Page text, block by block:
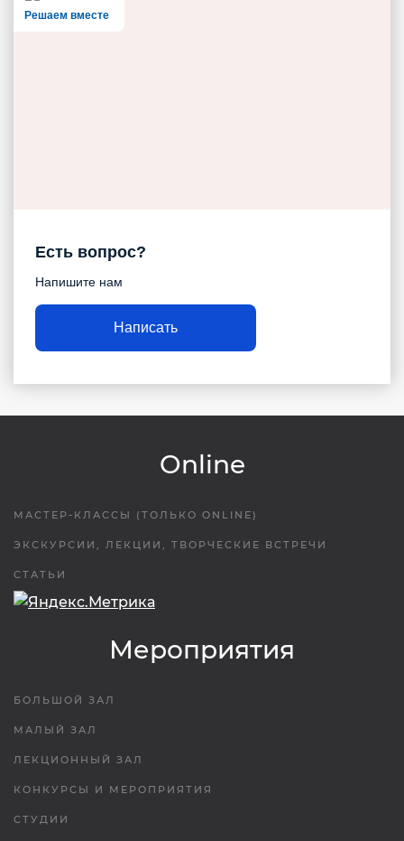
Решаем вместе
Есть вопрос?
Напишите нам
Написать
Online
МАСТЕР-КЛАССЫ (ТОЛЬКО ONLINE)
ЭКСКУРСИИ, ЛЕКЦИИ, ТВОРЧЕСКИЕ ВСТРЕЧИ
СТАТЬИ
Мероприятия
БОЛЬШОЙ ЗАЛ
МАЛЫЙ ЗАЛ
ЛЕКЦИОННЫЙ ЗАЛ
КОНКУРСЫ И МЕРОПРИЯТИЯ
СТУДИИ